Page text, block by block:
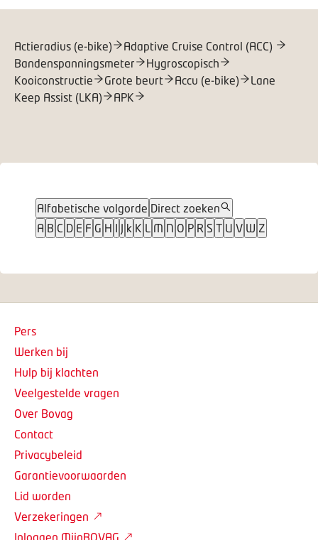
Actieradius (e-bike)
Adaptive Cruise Control (ACC)
Bandenspanningsmeter
Hygroscopisch
Kooiconstructie
Grote beurt Accu (e-bike)
Lane
Keep Assist (LKA)
APK
Alfabetische volgorde Direct zoeken
A B C D E F G H I J k K L M N O P R S T U V W Z
Pers
Werken bij
Hulp bij klachten
Veelgestelde vragen
Over Bovag
Contact
Privacybeleid
Garantievoorwaarden
Lid worden
Verzekeringen
Inloggen MijnBOVAG